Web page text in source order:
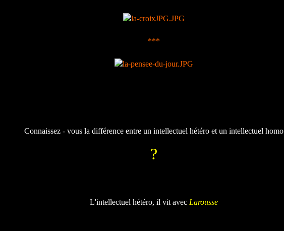
***
Connaissez - vous la différence entre un intellectuel hétéro et un intellectuel homo
?
L'intellectuel hétéro, il vit avec Larousse